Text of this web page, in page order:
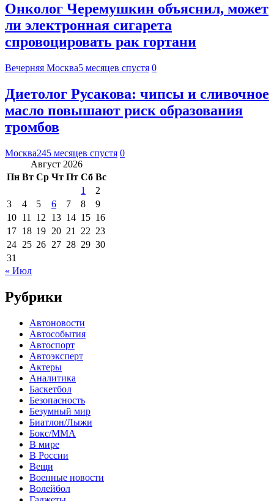
Онколог Черемушкин объяснил, может
ли электронная сигарета
спровоцировать рак гортани
Вечерняя Москва5 месяцев спустя 0
Диетолог Русакова: чипсы и сливочное
масло повышают риск образования
тромбов
Москва245 месяцев спустя 0
Август 2026
Пн Вт Ср Чт Пт Сб Вс
1
2
3
4 5 6 7 8
9
10 11 12 13 14 15 16
17 18 19 20 21 22 23
24 25 26 27 28 29 30
31
« Июл
Рубрики
Автоновости
Автособытия
Автоспорт
Автоэксперт
Актеры
Аналитика
Баскетбол
Безопасность
Безумный мир
Биатлон/Лыжи
Бокс/MMA
В мире
В России
Вещи
Военные новости
Волейбол